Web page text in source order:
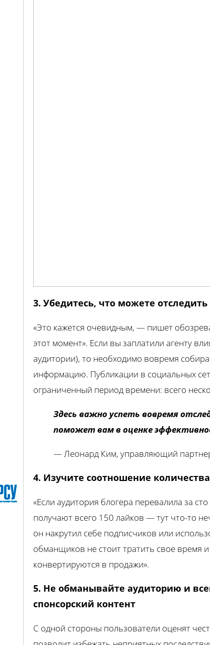
3. Убедитесь, что можете
«Это кажется очевидным, — пишет
этот момент». Если вы заплатили агенту
аудитории), то необходимо вовремя
информацию. Публикации в социальных
ограниченный период времени: всего
Здесь важно успеть вовремя
поможет вам в оценке
— Леонард Ким, управляющий
4. Изучите соотношение
«Если аудитория блогера перевалила за
получают всего 150 лайков — тут что-то
он накрутил себе подписчиков или
обманщиков не стоит тратить свое время
конвертируются в продажи».
5. Не обманывайте аудиторию и
спонсорский контент
С одной стороны пользователи оценят